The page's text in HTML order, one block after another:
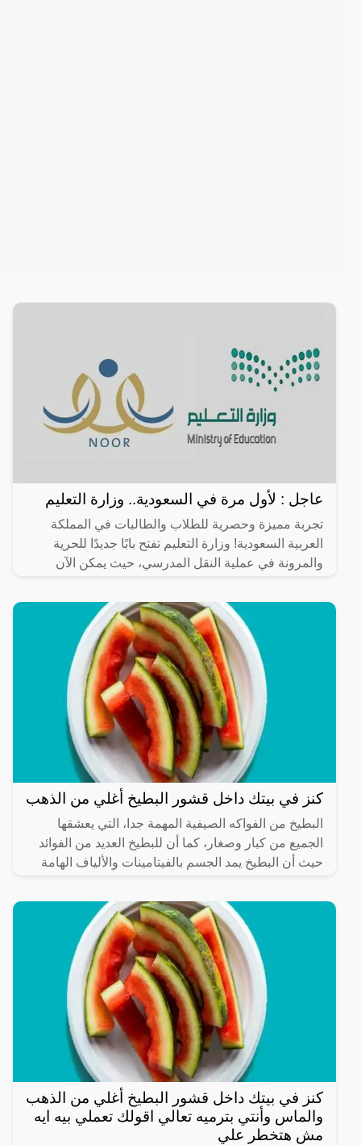
عاجل : لأول مرة في السعودية.. وزارة التعليم
تجربة مميزة وحصرية للطلاب والطالبات في المملكة
العربية السعودية! وزارة التعليم تفتح بابًا جديدًا للحرية
والمرونة في عملية النقل المدرسي، حيث يمكن الآن
كنز في بيتك داخل قشور البطيخ أغلي من الذهب
البطيخ من الفواكه الصيفية المهمة جدا، التي يعشقها
الجميع من كبار وصغار، كما أن للبطيخ العديد من الفوائد
حيث أن البطيخ يمد الجسم بالفيتامينات والألياف الهامة
كنز في بيتك داخل قشور البطيخ أغلي من الذهب
والماس وأنتي بترميه تعالي اقولك تعملي بيه ايه
مش هتخطر علي